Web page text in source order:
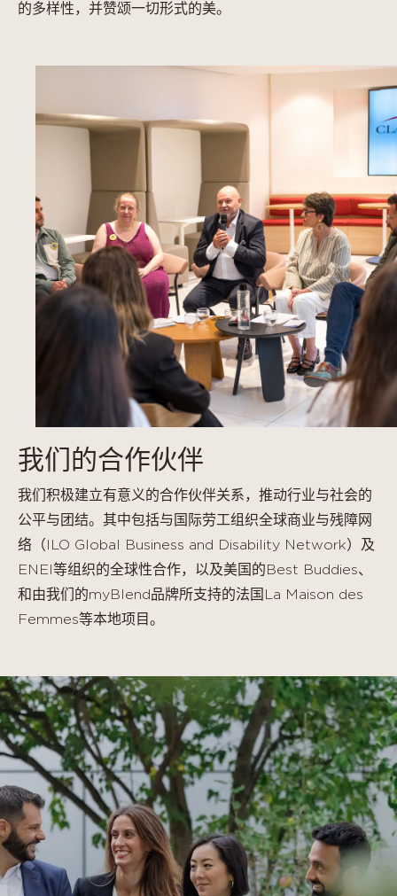
的多样性，并赞颂一切形式的美。
我们的合作伙伴
我们积极建立有意义的合作伙伴关系，推动行业与社会的
公平与团结。其中包括与国际劳工组织全球商业与残障网
络（ILO Global Business and Disability Network）及
ENEI等组织的全球性合作，以及美国的Best Buddies、
和由我们的myBlend品牌所支持的法国La Maison des
Femmes等本地项目。